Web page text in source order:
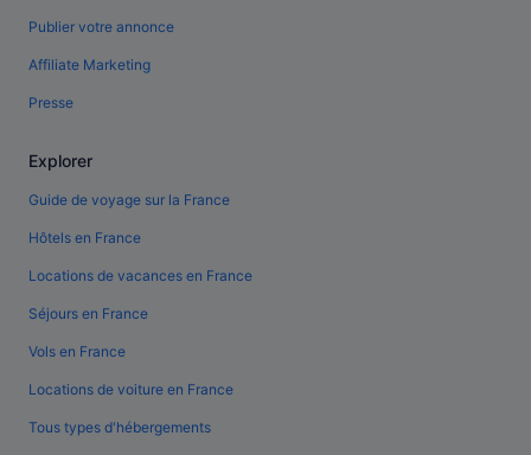
Publier votre annonce
Affiliate Marketing
Presse
Explorer
Guide de voyage sur la France
Hôtels en France
Locations de vacances en France
Séjours en France
Vols en France
Locations de voiture en France
Tous types d'hébergements